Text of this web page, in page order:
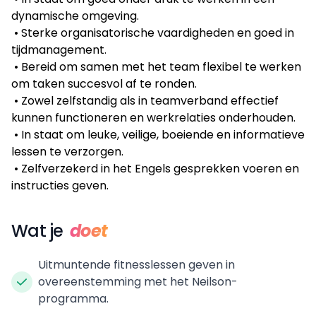
dynamische omgeving.
• Sterke organisatorische vaardigheden en goed in
tijdmanagement.
• Bereid om samen met het team flexibel te werken
om taken succesvol af te ronden.
• Zowel zelfstandig als in teamverband effectief
kunnen functioneren en werkrelaties onderhouden.
• In staat om leuke, veilige, boeiende en informatieve
lessen te verzorgen.
• Zelfverzekerd in het Engels gesprekken voeren en
instructies geven.
Wat je doet
Uitmuntende fitnesslessen geven in
overeenstemming met het Neilson-
programma.